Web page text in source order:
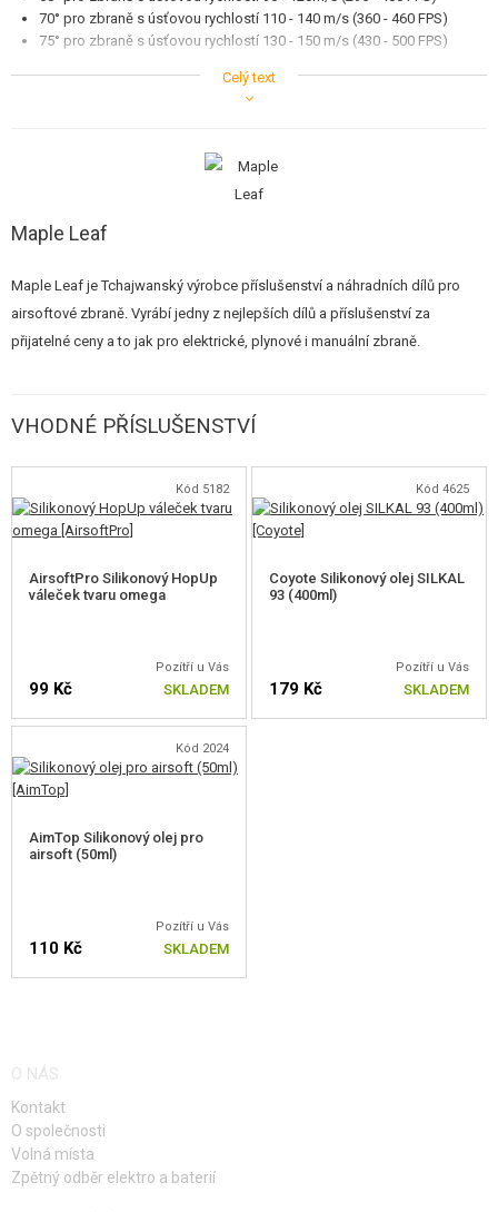
NOVINKY
70° pro zbraně s úsťovou rychlostí 110 - 140 m/s (360 - 460 FPS)
75° pro zbraně s úsťovou rychlostí 130 - 150 m/s (430 - 500 FPS)
váleček (naleznete níže ve Vhodném příslušenství).
Celý text
Maple Leaf
Maple Leaf je Tchajwanský výrobce příslušenství a náhradních dílů pro
airsoftové zbraně. Vyrábí jedny z nejlepších dílů a příslušenství za
přijatelné ceny a to jak pro elektrické, plynové i manuální zbraně.
VHODNÉ PŘÍSLUŠENSTVÍ
Kód 5182
AirsoftPro Silikonový HopUp
váleček tvaru omega
Pozítří u Vás
99 Kč SKLADEM
Kód 4625
Coyote Silikonový olej SILKAL
93 (400ml)
Pozítří u Vás
179 Kč SKLADEM
Kód 2024
AimTop Silikonový olej pro
airsoft (50ml)
Pozítří u Vás
110 Kč SKLADEM
O NÁS
Kontakt
O společnosti
Volná místa
Zpětný odběr elektro a baterií